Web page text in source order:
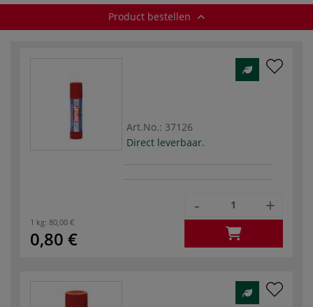
Product bestellen
Art.No.: 37126
Direct leverbaar.
1 kg: 80,00 €
0,80 €
- +